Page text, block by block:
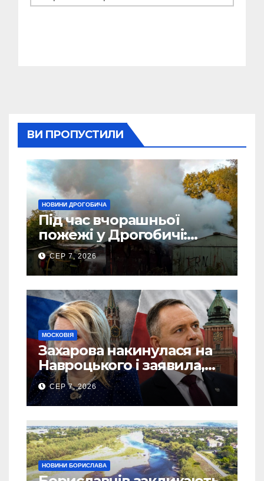
ВИ ПРОПУСТИЛИ
НОВИНИ ДРОГОБИЧА
Під час вчорашньої
пожежі у Дрогобичі:
“врятовано” 4 гаражі
(Відео)
СЕР 7, 2026
МОСКОВІЯ
Захарова накинулася на
Навроцького і заявила,
що Польща зобов’язана
існуванням Сталіну
СЕР 7, 2026
НОВИНИ БОРИСЛАВА